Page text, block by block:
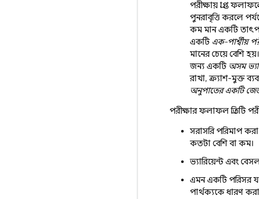
পরীক্ষায় প্রাপ্ত
পুনরাবৃত্তি করলে
কম মান একটি
একটি এক-পার্শ্বীয়
মানের চেয়ে বেশি
জন্য একটি অসম
রাখা, ক্র্যাশ-মুক্ত
অনুপাতের একটি
পরীক্ষার ফলাফল প্রতিটি
সরাসরি পরিমাপ
কতটা বেশি বা কম।
ভ্যারিয়েন্ট এবং
এমন একটি পরিসর যা
পার্থক্যকে ধারণ